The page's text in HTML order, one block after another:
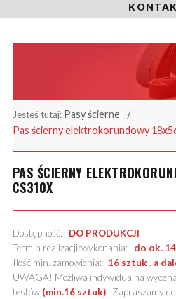
Jesteś tutaj: Pasy ścierne
Pas ścierny elektrokorundowy
PAS ŚCIERNY
CS310X
Dostępność: DO PRODUKCJI
Termin realizacji/wykonania: do ok.
Ilość min. zamówienia: 16 sztuk , a
UWAGA! Możliwa indywidualna
testów (min.16 sztuk). Zapraszamy